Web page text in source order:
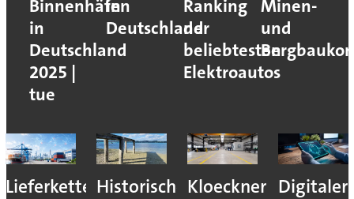
Binnenhäfen
in
Deutschland
2025 |
tue
in
Deutschland
Ranking
der
beliebtesten
Elektroautos
Minen-
und
Lieferkettenresilienz:
HistorischesKloeckner Digitaler